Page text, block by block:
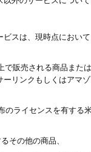
スは、現時点におい
販売される商品ま
リンクもしくはアマ
ライセンスを有す
その他の商品、